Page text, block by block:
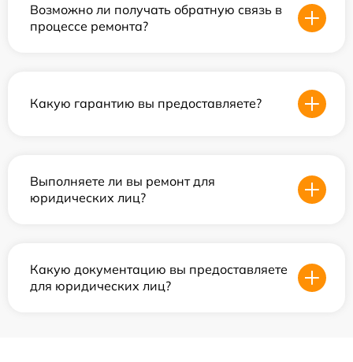
Возможно ли получать обратную связь в
процессе ремонта?
Какую гарантию вы предоставляете?
Выполняете ли вы ремонт для
юридических лиц?
Какую документацию вы предоставляете
для юридических лиц?